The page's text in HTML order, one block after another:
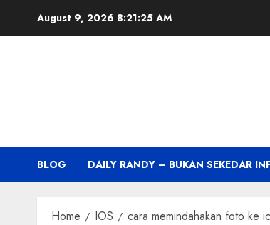
August 9, 2026 8:21:26 AM
BLOG DAILY RANDY – BUKAN SEKEDAR
Home IOS cara memindahakan foto ke